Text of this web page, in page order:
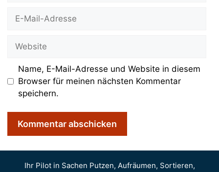
Mail-
Name, E-Mail-Adresse und Website in diesem
Browser für meinen nächsten Kommentar
speichern.
Ihr Pilot in Sachen Putzen, Aufräumen, Sortieren,